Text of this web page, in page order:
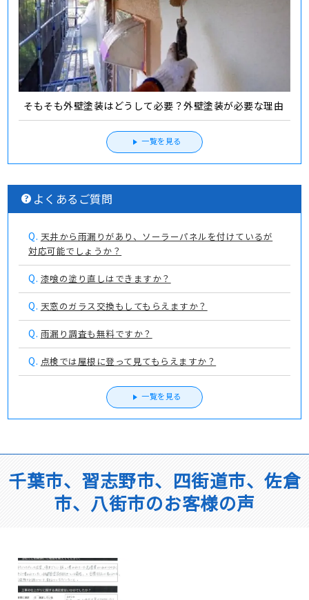
そもそも外壁塗装はどうして必要？外壁塗装が必要な理由
一覧を見る
よくあるご質問
Q. 天井から雨漏りがあり、ソーラーパネルを付けているが
対応可能でしょうか？
Q. 漆喰の塗り直しはできますか？
Q. 天窓のガラス交換もしてもらえますか？
Q. 雨漏り調査も無料ですか？
Q. 点検では屋根に登って見てもらえますか？
一覧を見る
千葉市、習志野市、四街道市、佐倉
市、八街市のお客様の声